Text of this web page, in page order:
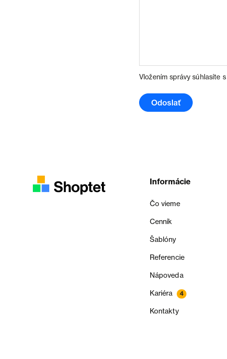
Vložením správy súhlasíte s
Odoslať
Informácie
Čo vieme
Cenník
Šablóny
Referencie
Nápoveda
Kariéra 4
Kontakty